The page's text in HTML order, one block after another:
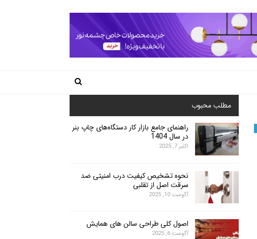
مطلب محبوب
راهنمای جامع بازار کار دستگاه‌های چاپ بنر
در سال 1404
اکتبر 7, 2025
نحوه تشخیص کیفیت درب امنیتی ضد
سرقت اصل از تقلبی
آگوست 10, 2025
اصول کلی طراحی سالن های همایش
آگوست 6, 2025